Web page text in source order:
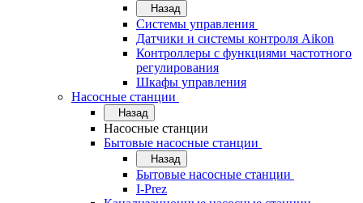
Назад
Системы управления
Датчики и системы контроля Aikon
Контроллеры с функциями частотного
регулирования
Шкафы управления
Насосные станции
Назад
Насосные станции
Бытовые насосные станции
Назад
Бытовые насосные станции
I-Prez